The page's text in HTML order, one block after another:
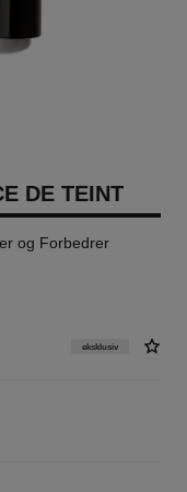
DE TEINT
og Forbedrer
eksklusiv